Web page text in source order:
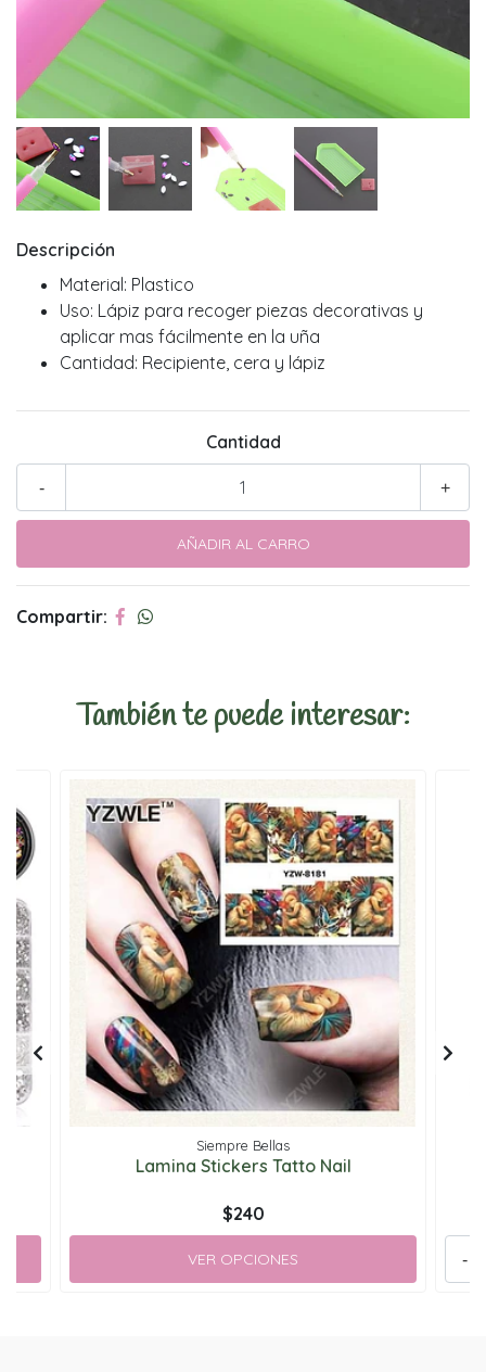
Descripción
Material: Plastico
Uso: Lápiz para recoger piezas decorativas y
aplicar mas fácilmente en la uña
Cantidad: Recipiente, cera y lápiz
Cantidad
+
-
Compartir:
También te puede interesar:
Siempre Bellas
Lamina Stickers Tatto Nail
$240
VER OPCIONES -